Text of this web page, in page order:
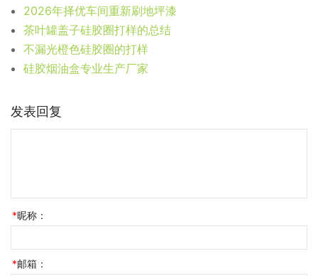
2026年择优车间重新刷地坪漆
茶叶罐盖子硅胶圈打样的总结
不漏光橙色硅胶圈的打样
硅胶烟油盒专业生产厂家
发表回复
*昵称：
*邮箱：